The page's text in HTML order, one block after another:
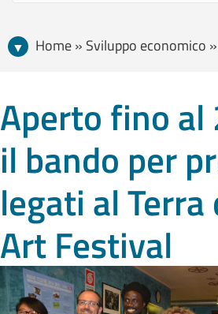
Aperto fino al
il bando per
legati al
Art Festival